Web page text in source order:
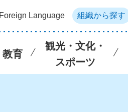
Foreign Language 組織から探す
教育
観光・文化・
スポーツ